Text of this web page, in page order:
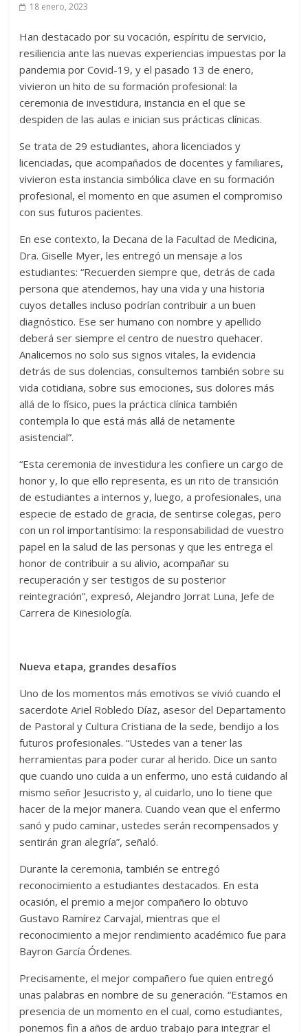
18 enero, 2023
Han destacado por su vocación, espíritu de servicio,
resiliencia ante las nuevas experiencias impuestas por la
pandemia por Covid-19, y el pasado 13 de enero,
vivieron un hito de su formación profesional: la
ceremonia de investidura, instancia en el que se
despiden de las aulas e inician sus prácticas clínicas.
Se trata de 29 estudiantes, ahora licenciados y
licenciadas, que acompañados de docentes y familiares,
vivieron esta instancia simbólica clave en su formación
profesional, el momento en que asumen el compromiso
con sus futuros pacientes.
En ese contexto, la Decana de la Facultad de Medicina,
Dra. Giselle Myer, les entregó un mensaje a los
estudiantes: “Recuerden siempre que, detrás de cada
persona que atendemos, hay una vida y una historia
cuyos detalles incluso podrían contribuir a un buen
diagnóstico. Ese ser humano con nombre y apellido
deberá ser siempre el centro de nuestro quehacer.
Analicemos no solo sus signos vitales, la evidencia
detrás de sus dolencias, consultemos también sobre su
vida cotidiana, sobre sus emociones, sus dolores más
allá de lo físico, pues la práctica clínica también
contempla lo que está más allá de netamente
asistencial”.
“Esta ceremonia de investidura les confiere un cargo de
honor y, lo que ello representa, es un rito de transición
de estudiantes a internos y, luego, a profesionales, una
especie de estado de gracia, de sentirse colegas, pero
con un rol importantísimo: la responsabilidad de vuestro
papel en la salud de las personas y que les entrega el
honor de contribuir a su alivio, acompañar su
recuperación y ser testigos de su posterior
reintegración”, expresó, Alejandro Jorrat Luna, Jefe de
Carrera de Kinesiología.
Nueva etapa, grandes desafíos
Uno de los momentos más emotivos se vivió cuando el
sacerdote Ariel Robledo Díaz, asesor del Departamento
de Pastoral y Cultura Cristiana de la sede, bendijo a los
futuros profesionales. “Ustedes van a tener las
herramientas para poder curar al herido. Dice un santo
que cuando uno cuida a un enfermo, uno está cuidando al
mismo señor Jesucristo y, al cuidarlo, uno lo tiene que
hacer de la mejor manera. Cuando vean que el enfermo
sanó y pudo caminar, ustedes serán recompensados y
sentirán gran alegría”, señaló.
Durante la ceremonia, también se entregó
reconocimiento a estudiantes destacados. En esta
ocasión, el premio a mejor compañero lo obtuvo
Gustavo Ramírez Carvajal, mientras que el
reconocimiento a mejor rendimiento académico fue para
Bayron García Órdenes.
Precisamente, el mejor compañero fue quien entregó
unas palabras en nombre de su generación. “Estamos en
presencia de un momento en el cual, como estudiantes,
ponemos fin a años de arduo trabajo para integrar el